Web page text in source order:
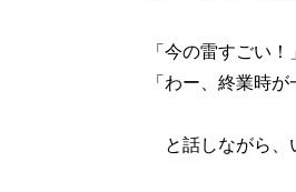
「今の雷すごい！」
「わー、終業時
と話しながら、